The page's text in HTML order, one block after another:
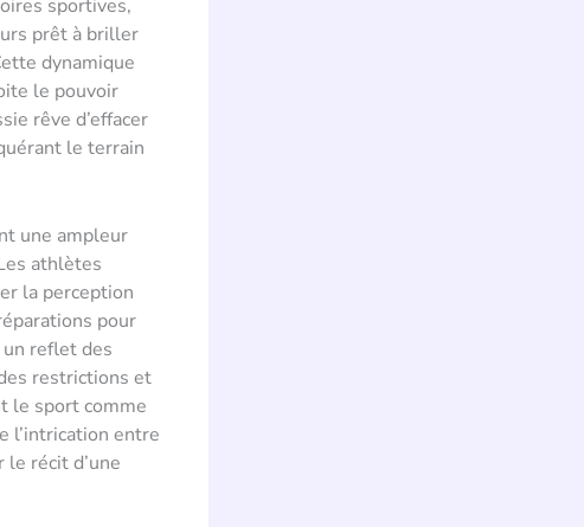
sportives,
prêt à briller
dynamique
le pouvoir
rêve d’effacer
le terrain
une ampleur
athlètes
la perception
pour
reflet des
restrictions et
le sport comme
l’intrication entre
récit d’une